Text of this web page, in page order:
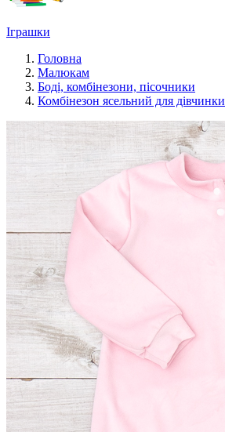
Іграшки
Головна
Малюкам
Боді, комбінезони, пісочники
Комбінезон ясельний для дівчинки